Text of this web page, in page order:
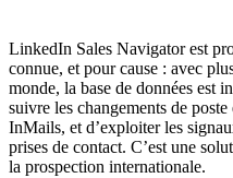
LinkedIn Sales Navigator est
connue, et pour cause : avec
monde, la base de données est
suivre les changements de
InMails, et d’exploiter les
prises de contact. C’est une
la prospection internationale.